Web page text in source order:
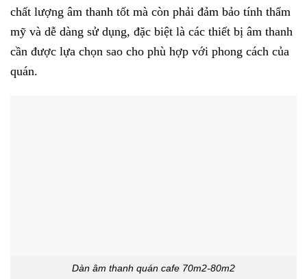
chất lượng âm thanh tốt mà còn phải đảm bảo tính thẩm
mỹ và dễ dàng sử dụng, đặc biệt là các thiết bị âm thanh
cần được lựa chọn sao cho phù hợp với phong cách của
quán.
Dàn âm thanh quán cafe 70m2-80m2